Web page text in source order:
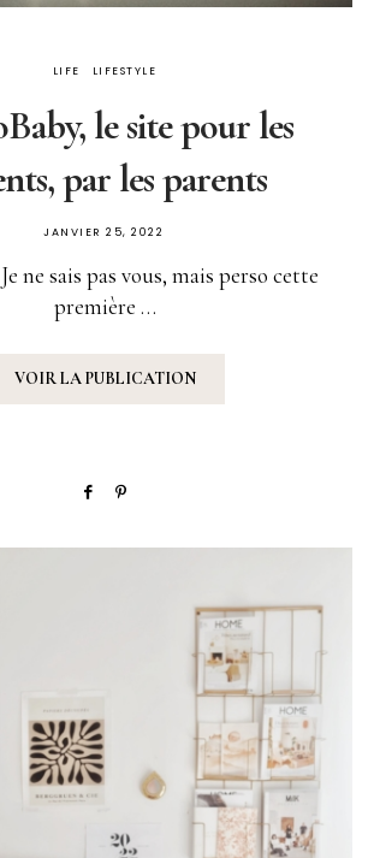
LIFE LIFESTYLE
le site pour les
par les parents
PUBLIÉ
JANVIER 25, 2022
ne sais pas vous, mais perso cette
première …
VOIR LA PUBLICATION